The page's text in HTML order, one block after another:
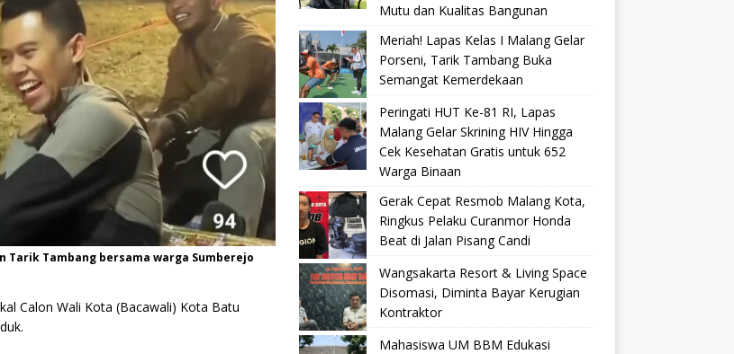
Tarik Tambang bersama warga Sumberejo
Calon Wali Kota (Bacawali) Kota Batu
Mutu dan Kualitas Bangunan
Meriah! Lapas Kelas I Malang Gelar
Porseni, Tarik Tambang Buka
Semangat Kemerdekaan
Peringati HUT Ke-81 RI, Lapas
Malang Gelar Skrining HIV Hingga
Cek Kesehatan Gratis untuk 652
Warga Binaan
Gerak Cepat Resmob Malang Kota,
Ringkus Pelaku Curanmor Honda
Beat di Jalan Pisang Candi
Wangsakarta Resort & Living Space
Disomasi, Diminta Bayar Kerugian
Kontraktor
Mahasiswa UM BBM Edukasi